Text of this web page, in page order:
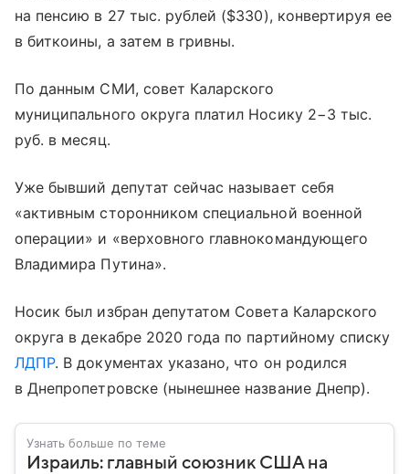
на пенсию в 27 тыс. рублей ($330), конвертируя ее
в биткоины, а затем в гривны.
По данным СМИ, совет Каларского
муниципального округа платил Носику 2−3 тыс.
руб. в месяц.
Уже бывший депутат сейчас называет себя
«активным сторонником специальной военной
операции» и «верховного главнокомандующего
Владимира Путина».
Носик был избран депутатом Совета Каларского
округа в декабре 2020 года по партийному списку
ЛДПР. В документах указано, что он родился
в Днепропетровске (нынешнее название Днепр).
Узнать больше по теме
Израиль: главный союзник США на